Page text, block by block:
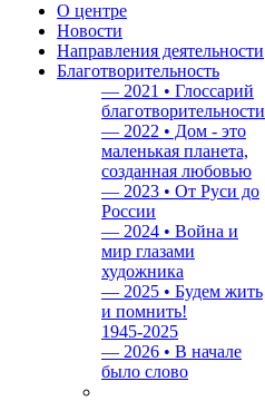
О центре
Новости
Направления деятельности
Благотворительность
— 2021 • Глоссарий
благотворительности
— 2022 • Дом - это
маленькая планета,
созданная любовью
— 2023 • От Руси до
России
— 2024 • Война и
мир глазами
художника
— 2025 • Будем жить
и помнить!
1945-2025
— 2026 • В начале
было слово